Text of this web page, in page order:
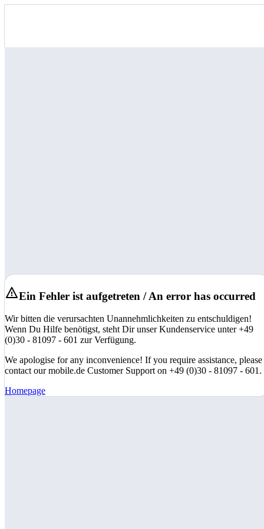
Ein Fehler ist aufgetreten / An error has occurred
Wir bitten die verursachten Unannehmlichkeiten zu entschuldigen!
Wenn Du Hilfe benötigst, steht Dir unser Kundenservice unter +49
(0)30 - 81097 - 601 zur Verfügung.
We apologise for any inconvenience! If you require assistance, please
contact our mobile.de Customer Support on +49 (0)30 - 81097 - 601.
Homepage